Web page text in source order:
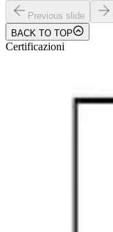
Previous slide
BACK TO TOP
Certificazioni